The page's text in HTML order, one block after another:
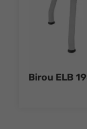
Birou ELB